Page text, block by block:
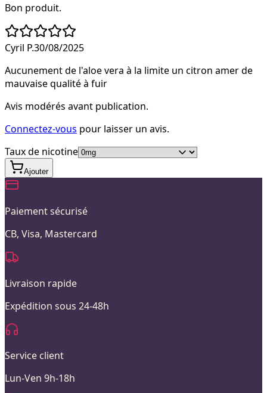
Bon produit.
Cyril P.30/08/2025
Aucunement de l'aloe vera à la limite un citron amer de
mauvaise qualité à fuir
Avis modérés avant publication.
Connectez-vous pour laisser un avis.
Taux de nicotine
Ajouter
Paiement sécurisé
CB, Visa, Mastercard
Livraison rapide
Expédition sous 24-48h
Service client
Lun-Ven 9h-18h